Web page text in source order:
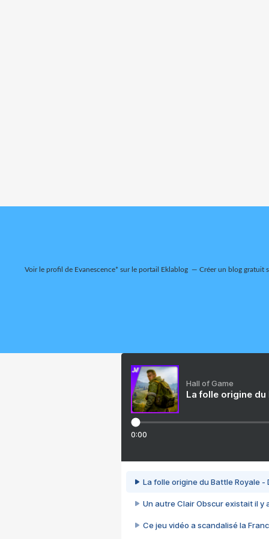
Voir le profil de Evanescence* sur le portail Eklablog Créer un blog gratuit
Hall of Game
La folle origine du
0:00
La folle origine du Battle Royale -
Un autre Clair Obscur existait il y
Ce jeu vidéo a scandalisé la